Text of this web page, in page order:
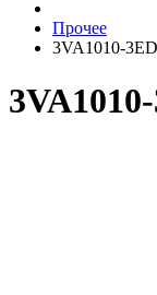
Прочее
3VA1010-